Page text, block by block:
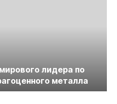
лидера по
металла